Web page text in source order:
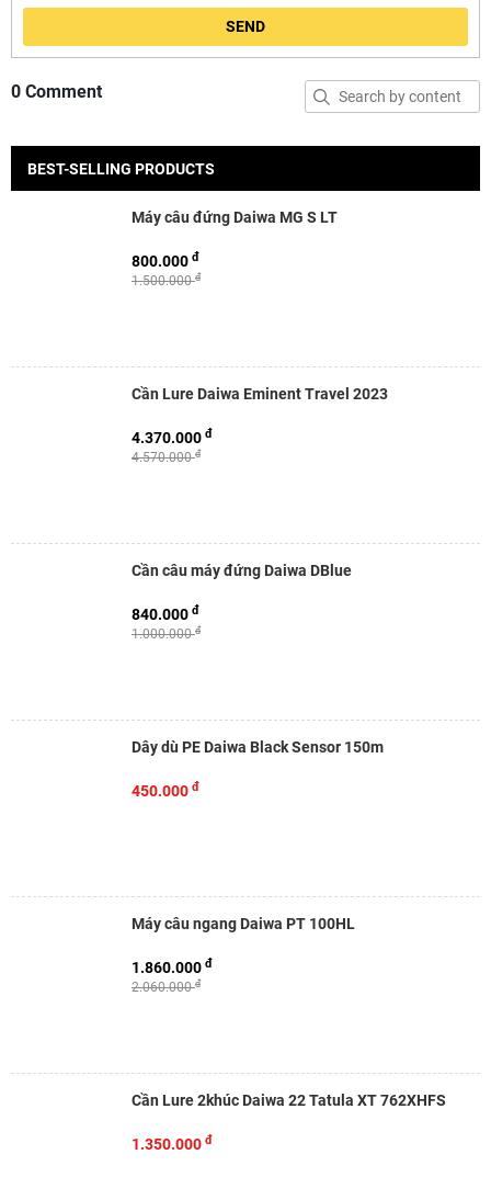
SEND
0 Comment
BEST-SELLING PRODUCTS
Máy câu đứng Daiwa MG S LT
1.500.000đ
800.000 đ
Cần Lure Daiwa Eminent Travel 2023
4.570.000đ
4.370.000 đ
Cần câu máy đứng Daiwa DBlue
1.000.000đ
840.000 đ
Dây dù PE Daiwa Black Sensor 150m
450.000 đ
Máy câu ngang Daiwa PT 100HL
2.060.000đ
1.860.000 đ
Cần Lure 2khúc Daiwa 22 Tatula XT 762XHFS
1.350.000 đ